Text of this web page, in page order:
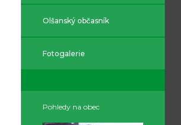
Olšanský občasník
Fotogalerie
Pohledy na obec